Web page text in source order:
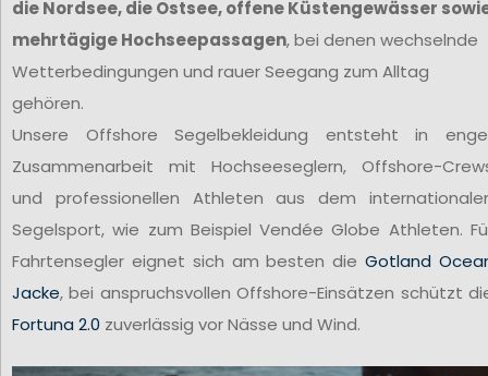
die Nordsee, die Ostsee, offene Küstengewässer
mehrtägige Hochseepassagen, bei denen wechselnde
Wetterbedingungen und rauer Seegang zum Alltag
gehören.
Unsere Offshore Segelbekleidung entsteht in
Zusammenarbeit mit Hochseeseglern, Offshore-
und professionellen Athleten aus dem
Segelsport, wie zum Beispiel Vendée Globe Athleten.
Fahrtensegler eignet sich am besten dieGotland
Jacke, bei anspruchsvollen Offshore-Einsätzen schützt
Fortuna 2.0 zuverlässig vor Nässe und Wind.